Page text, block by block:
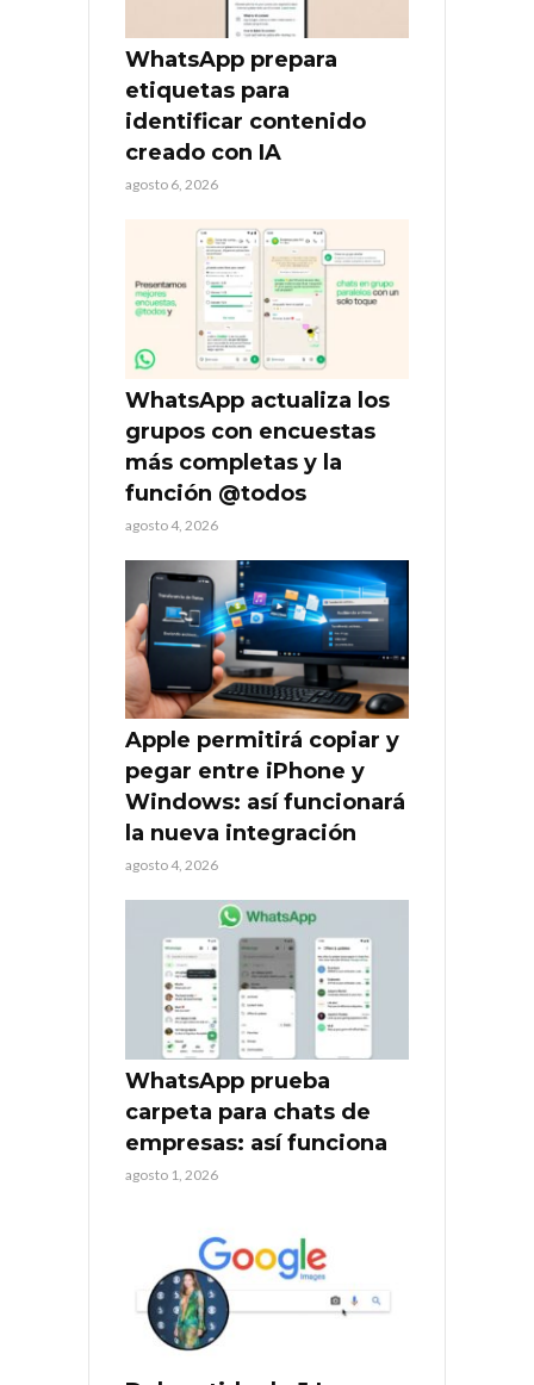
WhatsApp prepara
etiquetas para
identificar contenido
creado con IA
agosto 6, 2026
WhatsApp actualiza los
grupos con encuestas
más completas y la
función @todos
agosto 4, 2026
Apple permitirá copiar y
pegar entre iPhone y
Windows: así funcionará
la nueva integración
agosto 4, 2026
WhatsApp prueba
carpeta para chats de
empresas: así funciona
agosto 1, 2026